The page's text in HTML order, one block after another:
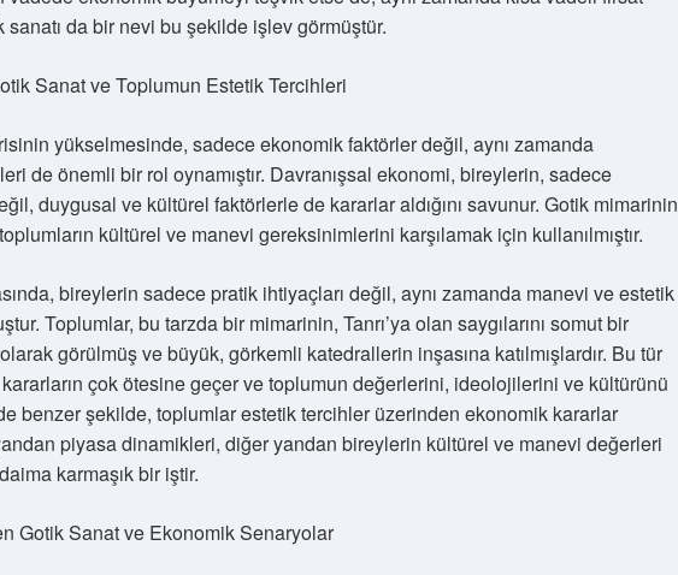
da bir nevi bu şekilde işlev görmüştür.
Sanat ve Toplumun Estetik Tercihleri
yükselmesinde, sadece ekonomik faktörler değil, aynı zamanda
de önemli bir rol oynamıştır. Davranışsal ekonomi, bireylerin, sadece
duygusal ve kültürel faktörlerle de kararlar aldığını savunur. Gotik mimarinin
kültürel ve manevi gereksinimlerini karşılamak için kullanılmıştır.
bireylerin sadece pratik ihtiyaçları değil, aynı zamanda manevi ve estetik
Toplumlar, bu tarzda bir mimarinin, Tanrı’ya olan saygılarını somut bir
görülmüş ve büyük, görkemli katedrallerin inşasına katılmışlardır. Bu tür
çok ötesine geçer ve toplumun değerlerini, ideolojilerini ve kültürünü
benzer şekilde, toplumlar estetik tercihler üzerinden ekonomik kararlar
piyasa dinamikleri, diğer yandan bireylerin kültürel ve manevi değerleri
karmaşık bir iştir.
Gotik Sanat ve Ekonomik Senaryolar